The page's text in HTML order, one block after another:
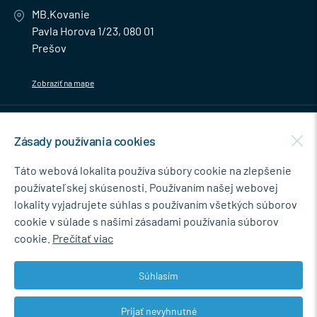
MB.Kovanie
Pavla Horova 1/23, 080 01
Prešov
Zobraziť na mape
NEWSLETTER
Súhlasím so spracovaním osobných údajov pre marketingové účely.
Zásady ochrany osobných údajov
Zásady používania cookies
Táto webová lokalita používa súbory cookie na zlepšenie
používateľskej skúsenosti. Používaním našej webovej
lokality vyjadrujete súhlas s používaním všetkých súborov
cookie v súlade s našimi zásadami používania súborov
cookie. Prečítať viac
Súhlasím
Prijať nevyhnutné